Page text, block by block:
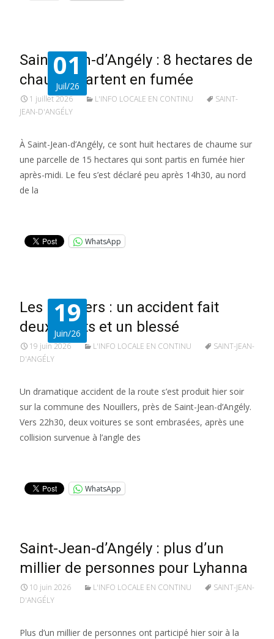
01
Juil/26
Saint-Jean-d’Angély : 8 hectares de
chaume partent en fumée
1 juillet 2026 L'INFO LOCALE EN CONTINU
SAINT-
JEAN-D'ANGÉLY
À Saint-Jean-d’Angély, ce sont huit hectares de chaume sur
une parcelle de 15 hectares qui sont partis en fumée hier
après-midi. Le feu s’est déclaré peu après 14h30, au nord
de la
WhatsApp
19
Juin/26
Les Nouillers : un accident fait
deux morts et un blessé
19 juin 2026 L'INFO LOCALE EN CONTINU
SAINT-JEAN-
D'ANGÉLY
Un dramatique accident de la route s’est produit hier soir
sur la commune des Nouillers, près de Saint-Jean-d’Angély.
Vers 22h30, deux voitures se sont embrasées, après une
collision survenue à l’angle des
WhatsApp
Saint-Jean-d’Angély : plus d’un
millier de personnes pour Lyhanna
10 juin 2026 L'INFO LOCALE EN CONTINU
SAINT-JEAN-
D'ANGÉLY
Plus d’un millier de personnes ont participé hier soir à la